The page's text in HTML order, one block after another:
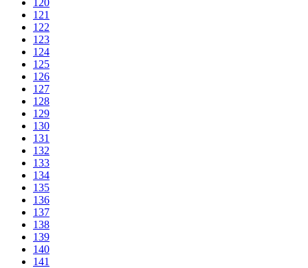
120
121
122
123
124
125
126
127
128
129
130
131
132
133
134
135
136
137
138
139
140
141